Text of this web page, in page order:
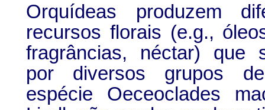
Orquídeas produzem
recursos florais (e.g.,
fragrâncias, néctar) que
por diversos grupos
espécie Oeceoclades